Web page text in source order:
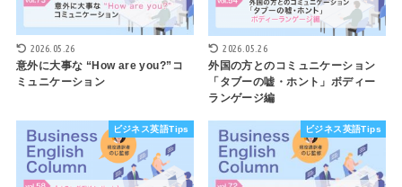
2026.05.26
意外に大事な “How are you?”コ
ミュニケーション
2026.05.26
外国の方とのコミュニケーション
「タブーの嘘・ホント」ボディー
ランゲージ編
ビジネス英語Tips ビジネス英語Tips